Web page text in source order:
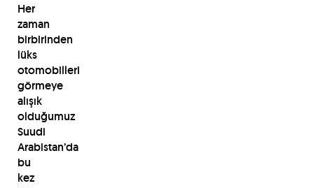
Her
zaman
birbirinden
lüks
otomobilleri
görmeye
alışık
olduğumuz
Suudi
Arabistan’da
bu
kez